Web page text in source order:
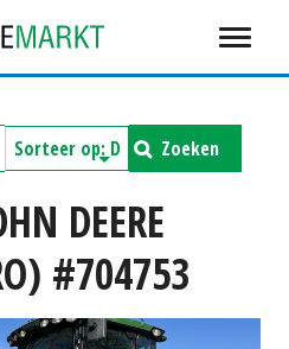
Zoeken
DEERE
#704753